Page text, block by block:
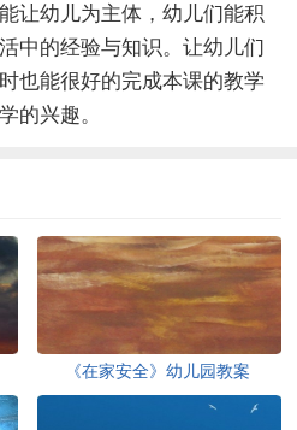
让幼儿为主体，幼儿们能积
中的经验与知识。让幼儿们
也能很好的完成本课的教学
的兴趣。
《在家安全》幼儿园教案